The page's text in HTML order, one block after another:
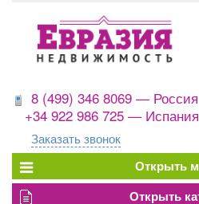
8 (499) 346 8069 — Россия
+34 922 986 725 — Испания
Заказать звонок